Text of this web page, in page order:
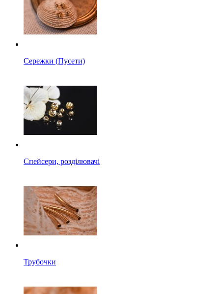
Сережки (Пусети)
Спейсери, розділювачі
Трубочки